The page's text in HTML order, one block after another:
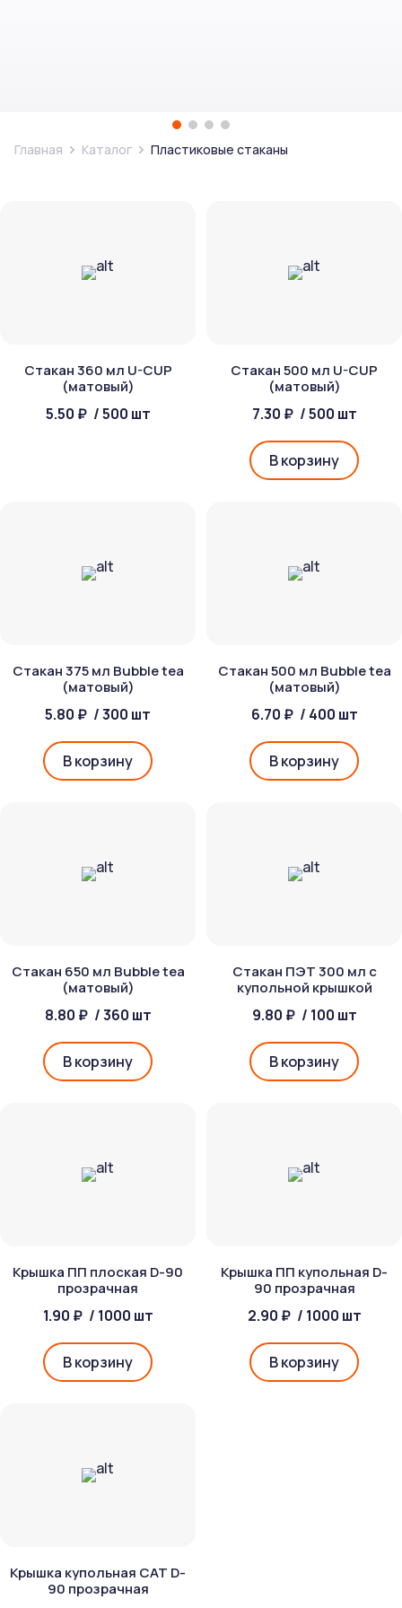
Главная Каталог Пластиковые стаканы
Стакан 360 мл U-CUP
(матовый)
5.50 ₽ / 500 шт
Стакан 500 мл U-CUP
(матовый)
7.30 ₽ / 500 шт
В корзину
Стакан 375 мл Bubble tea
(матовый)
5.80 ₽ / 300 шт
В корзину
Стакан 500 мл Bubble tea
(матовый)
6.70 ₽ / 400 шт
В корзину
Стакан 650 мл Bubble tea
(матовый)
8.80 ₽ / 360 шт
В корзину
Стакан ПЭТ 300 мл с
купольной крышкой
9.80 ₽ / 100 шт
В корзину
Крышка ПП плоская D-90
прозрачная
1.90 ₽ / 1000 шт
В корзину
Крышка ПП купольная D-
90 прозрачная
2.90 ₽ / 1000 шт
В корзину
Крышка купольная CAT D-
90 прозрачная